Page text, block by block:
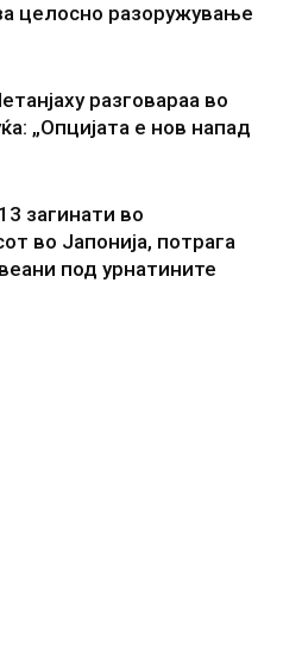
целосно разоружување
разговараа во
„Опцијата е нов напад
загинати во
во Јапонија, потрага
под урнатините